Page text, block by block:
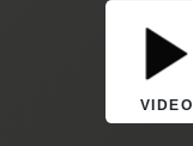
VIDEO